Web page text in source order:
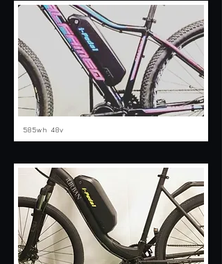
585wh 48v